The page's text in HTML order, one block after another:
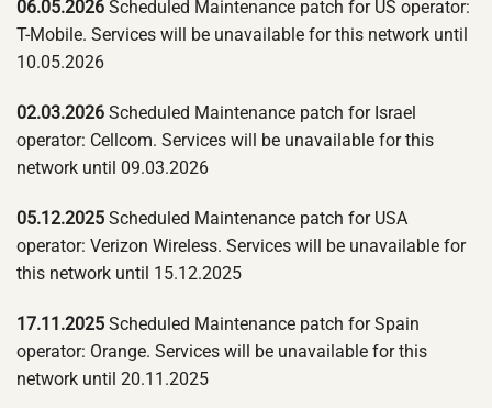
06.05.2026 Scheduled Maintenance patch for US operator:
T-Mobile. Services will be unavailable for this network until
10.05.2026
02.03.2026 Scheduled Maintenance patch for Israel
operator: Cellcom. Services will be unavailable for this
network until 09.03.2026
05.12.2025 Scheduled Maintenance patch for USA
operator: Verizon Wireless. Services will be unavailable for
this network until 15.12.2025
17.11.2025 Scheduled Maintenance patch for Spain
operator: Orange. Services will be unavailable for this
network until 20.11.2025